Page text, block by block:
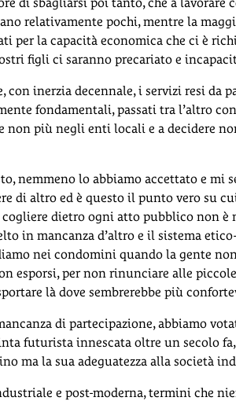
relativamente pochi, mentre la
per la capacità economica che ci è
figli ci saranno precariato e
inerzia decennale, i servizi resi da
fondamentali, passati tra l’altro
più negli enti locali e a decidere
nemmeno lo abbiamo accettato e mi
di altro ed è questo il punto vero su
dietro ogni atto pubblico non è
in mancanza d’altro e il sistema
nei condomini quando la gente
esporsi, per non rinunciare alle
là dove sembrerebbe più
di partecipazione, abbiamo
futurista innescata oltre un secolo
ma la sua adeguatezza alla società
e post-moderna, termini che